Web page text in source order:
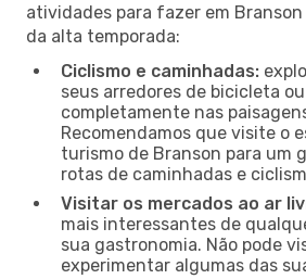
atividades para fazer em
da alta temporada:
Ciclismo e caminhadas:
seus arredores de bicicleta
completamente nas
Recomendamos que visite o
turismo de Branson para um
rotas de caminhadas e
Visitar os mercados ao ar
mais interessantes de
sua gastronomia. Não pode
experimentar algumas das